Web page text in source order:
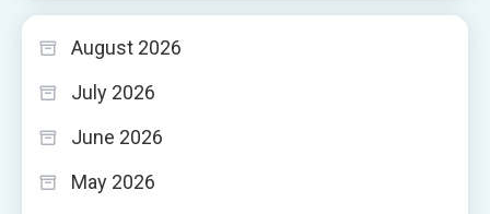
August 2026
July 2026
June 2026
May 2026